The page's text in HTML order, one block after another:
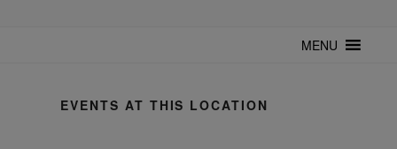
mantenerte actualizado sobre Cuba y sus artistas. Noticias, eventos y
MENU
EVENTS AT THIS LOCATION